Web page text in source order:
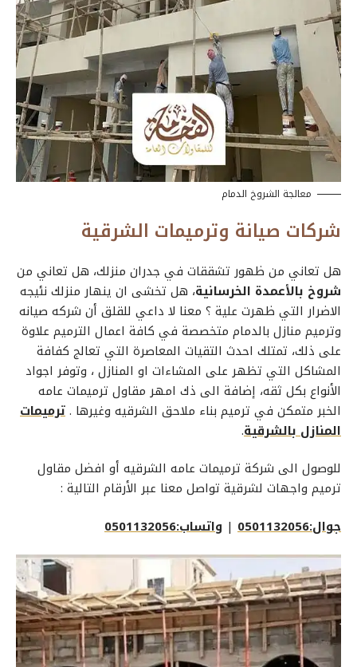
معالجة الشروخ الدمام
شركات صيانة وترميمات الشرقية
هل تعاني من ظهور تشققات في جدران منزلك، هل تعاني من
شروخ بالأعمدة الخرسانية، هل تخشى ان ينهار منزلك نئيجه
الاضرار التي ظهرت علية ؟ معنا لا داعي للقلق أن شركه صيانه
وترميم منازل بالدمام متخصصة في كافة اعمال الترميم علاوة
على ذلك، تمتلك احدث التقيات المعاصرة التي تعالج كفافة
المشاكل التي تظهر على المشاءات او المنازل ، وتوفر اجواد
الأنواع بكل ثقه، إضافة الى ذك امهر مقاول ترميمات عامه
الخبر متمكن في ترميم بناء ملاحق الشرقيه وغيرها .ترميمات
المنازل بالشرقية.
للوصول الى شركة ترميمات عامه الشرقيه أو افضل مقاول
ترميم واجهات لشرقية تواصل معنا عبر الأرقام التالية :
جوال:0501132056
| واتساب:0501132056